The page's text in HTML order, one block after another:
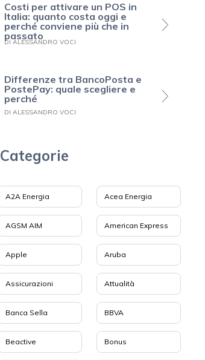
Costi per attivare un POS in
Italia: quanto costa oggi e
perché conviene più che in
passato
DI ALESSANDRO VOCI
Differenze tra BancoPosta e
PostePay: quale scegliere e
perché
DI ALESSANDRO VOCI
Categorie
A2A Energia Acea Energia
AGSM AIM American Express
Apple Aruba
Assicurazioni Attualità
Banca Sella BBVA
Beactive Bonus